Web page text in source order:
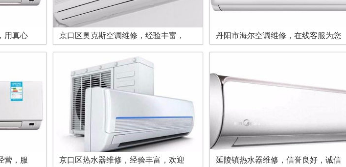
用真心 京口区奥克斯空调维修，经验丰富， 丹阳市海尔空调维修，在线客服为您
营，服 京口区热水器维修，经验丰富，欢迎 延陵镇热水器维修，信誉良好，诚信